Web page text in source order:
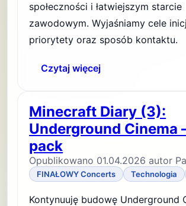
społeczności i łatwiejszym starcie
zawodowym. Wyjaśniamy cele
priorytety oraz sposób kontaktu.
Czytaj więcej
Minecraft Diary (3):
Underground Cinema
pack
Opublikowano 01.04.2026 autor
FINAŁOWY Concerts Technologia
Kontynuuję budowę Underground